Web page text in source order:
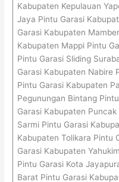
Kabupaten Kepulauan
Jaya Pintu Garasi
Garasi Kabupaten
Kabupaten Mappi Pintu
Pintu Garasi Sliding
Garasi Kabupaten Nabire
Pintu Garasi Kabupaten
Pegunungan Bintang
Garasi Kabupaten
Sarmi Pintu Garasi
Kabupaten Tolikara Pintu
Garasi Kabupaten
Pintu Garasi Kota
Barat Pintu Garasi